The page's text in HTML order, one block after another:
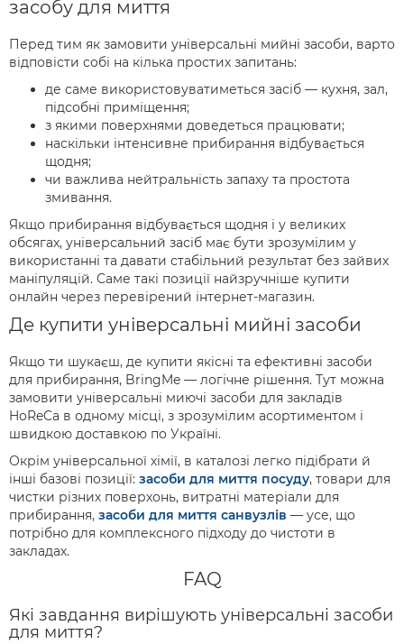
засобу для миття
Перед тим як замовити універсальні мийні засоби, варто
відповісти собі на кілька простих запитань:
де саме використовуватиметься засіб — кухня, зал,
підсобні приміщення;
з якими поверхнями доведеться працювати;
наскільки інтенсивне прибирання відбувається
щодня;
чи важлива нейтральність запаху та простота
змивання.
Якщо прибирання відбувається щодня і у великих
обсягах, універсальний засіб має бути зрозумілим у
використанні та давати стабільний результат без зайвих
маніпуляцій. Саме такі позиції найзручніше купити
онлайн через перевірений інтернет-магазин.
Де купити універсальні мийні засоби
Якщо ти шукаєш, де купити якісні та ефективні засоби
для прибирання, BringMe — логічне рішення. Тут можна
замовити універсальні миючі засоби для закладів
HoReCa в одному місці, з зрозумілим асортиментом і
швидкою доставкою по Україні.
Окрім універсальної хімії, в каталозі легко підібрати й
інші базові позиції: засоби для миття посуду, товари для
чистки різних поверхонь, витратні матеріали для
прибирання, засоби для миття санвузлів — усе, що
потрібно для комплексного підходу до чистоти в
закладах.
FAQ
Які завдання вирішують універсальні засоби
для миття?